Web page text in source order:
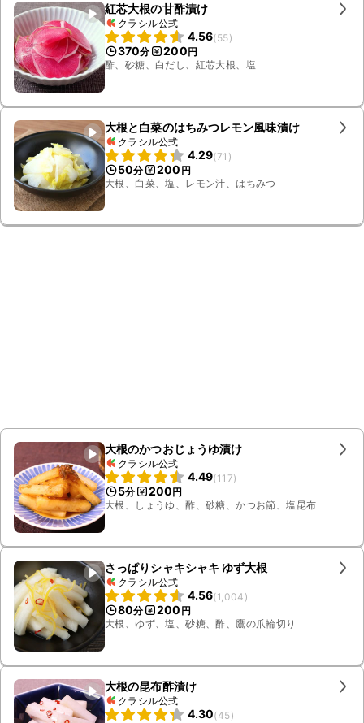
紅芯大根の甘酢漬け
クラシル公式
4.56(55)
370分 200円
酢、砂糖、白だし、紅芯大根、塩
大根と白菜のはちみつレモン風味漬け
クラシル公式
4.29(71 )
50分 200 円
大根、白菜、塩、レモン汁、はちみつ
大根のかつおじょうゆ漬け
クラシル公式
4.49(117)
5分 200円
大根、しょうゆ、酢、砂糖、かつお節、塩昆布
さっぱりシャキシャキ ゆず大根
クラシル公式
4.56(1,004 )
80分 200 円
大根、ゆず、塩、砂糖、酢、鷹の爪輪切り
大根の昆布酢漬け
クラシル公式
4.30(45)